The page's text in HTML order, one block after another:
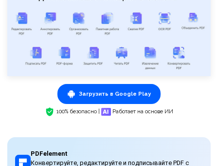
Загрузить в Google Play
100% безопасно | Работает на основе ИИ
PDFelement
Конвертируйте, редактируйте и подписывайте PDF с